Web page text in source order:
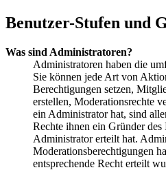
Benutzer-Stufen und
Was sind Administratoren?
Administratoren haben die
Sie können jede Art von
Berechtigungen setzen,
erstellen, Moderationsrechte
ein Administrator hat, sind
Rechte ihnen ein Gründer des
Administrator erteilt hat.
Moderationsberechtigungen
entsprechende Recht erteilt